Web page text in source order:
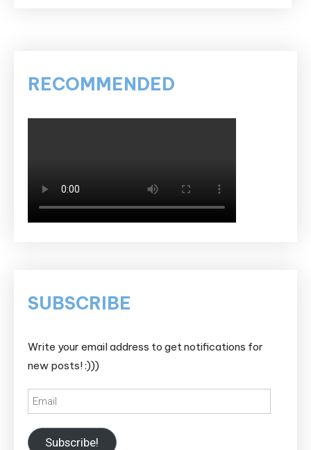
RECOMMENDED
SUBSCRIBE
Write your email address to get notifications for
new posts! :)))
Email
Subscribe!